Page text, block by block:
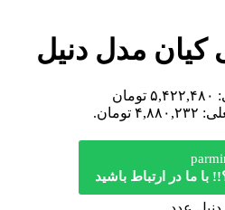
مدل دنیل
قیمت اصلی: ۵,۴۲۲,۴۸۰ تومان
تومان.
با ما در ارتباط باشید